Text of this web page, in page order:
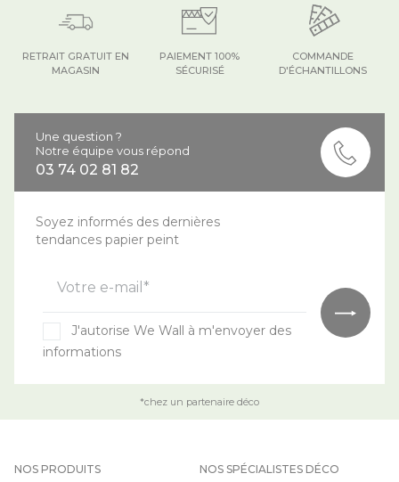
COMMANDE
D'ÉCHANTILLONS
PAIEMENT 100%
SÉCURISÉ
RETRAIT GRATUIT EN
MAGASIN
Une question ?
Notre équipe vous répond
03 74 02 81 82
Soyez informés des dernières
tendances papier peint
Votre e-mail*
J'autorise We Wall à m'envoyer des
informations
*chez un partenaire déco
NOS PRODUITS
NOS SPÉCIALISTES DÉCO